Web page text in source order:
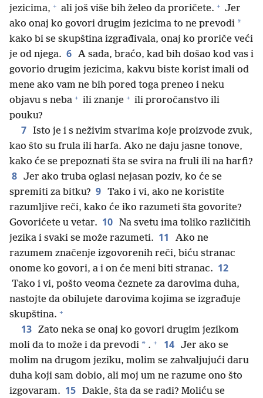
jezicima, + ali još više bih želeo da proričete. + Jer
ako onaj ko govori drugim jezicima to ne prevodi *
kako bi se skupština izgrađivala, onaj ko proriče veći
je od njega. 6 A sada, braćo, kad bih došao kod vas i
govorio drugim jezicima, kakvu biste korist imali od
mene ako vam ne bih pored toga preneo i neku
objavu s neba + ili znanje + ili proročanstvo ili
pouku?
7 Isto je i s neživim stvarima koje proizvode zvuk,
kao što su frula ili harfa. Ako ne daju jasne tonove,
kako će se prepoznati šta se svira na fruli ili na harfi?
8 Jer ako truba oglasi nejasan poziv, ko će se
spremiti za bitku? 9 Tako i vi, ako ne koristite
razumljive reči, kako će iko razumeti šta govorite?
Govorićete u vetar. 10 Na svetu ima toliko različitih
jezika i svaki se može razumeti. 11
Ako ne
razumem značenje izgovorenih reči, biću stranac
onome ko govori, a i on će meni biti stranac. 12
Tako i vi, pošto veoma čeznete za darovima duha,
nastojte da obilujete darovima kojima se izgrađuje
skupština. +
13 Zato neka se onaj ko govori drugim jezikom
moli da to može i da prevodi * . + 14 Jer ako se
molim na drugom jeziku, molim se zahvaljujući daru
duha koji sam dobio, ali moj um ne razume ono što
izgovaram. 15 Dakle, šta da se radi? Moliću se